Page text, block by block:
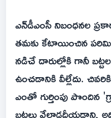
ఎన్‌డీఎంసీ నిబంధనల
తమకు కేటాయించిన
నడిచే దారుల్లోకి గానీ
ఉంచడానికి వీల్లేదు.
ఎంతో గుర్తింపు పొందిన